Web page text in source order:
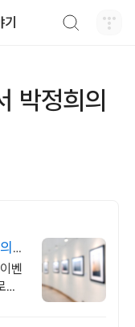
박정희의
벤
.